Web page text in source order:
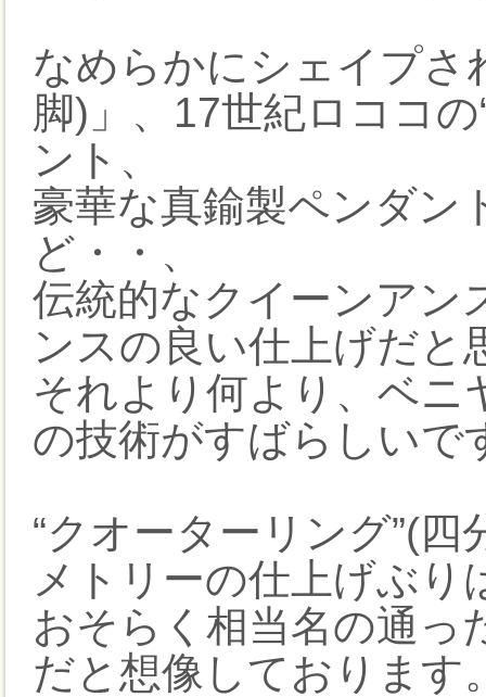
なめらかにシェイプさ
脚)」、17世紀ロココ
ント、
豪華な真鍮製ペンダン
ど・・、
伝統的なクイーンアン
ンスの良い仕上げだと
それより何より、ベニ
の技術がすばらしいで
“クオーターリング”(
メトリーの仕上げぶり
おそらく相当名の通っ
だと想像しております